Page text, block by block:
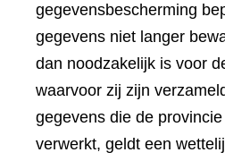
gegevensbescherming
gegevens niet langer
dan noodzakelijk is voor
waarvoor zij zijn
gegevens die de
verwerkt, geldt een